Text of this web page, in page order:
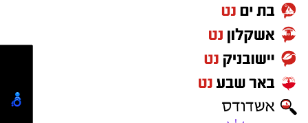
החובשים יעקב מזוז, אליעזר בן דוד ויוסי ברנשטיין
מסרו כי האישה נפלה מסולם תוך כדי עבודתה
במחסן, ולאחר טיפול ראשוני פונתה להמשך טיפול
בבית החולים כשמצבה מוגדר בינוני.